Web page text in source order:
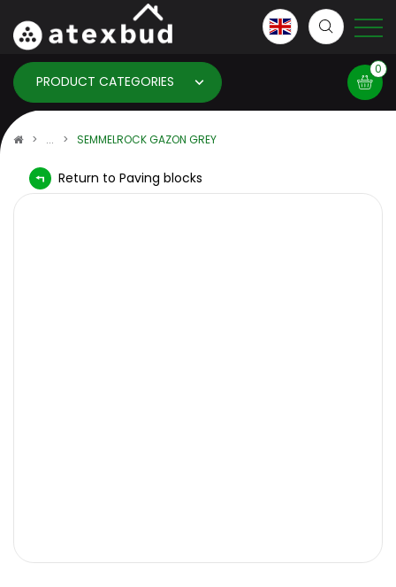
PRODUCT CATEGORIES
0
info: ×
SEMMELROCK GAZON GREY
Return to Paving blocks